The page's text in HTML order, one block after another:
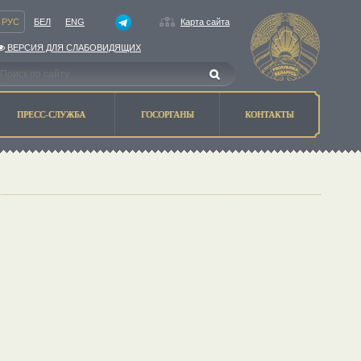
РУС БЕЛ ENG Карта сайта
ВЕРСИЯ ДЛЯ СЛАБОВИДЯЩИХ
ПРЕСС-СЛУЖБА ГОСОРГАНЫ КОНТАКТЫ